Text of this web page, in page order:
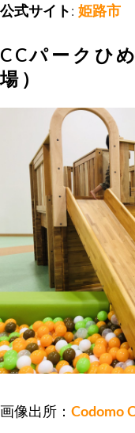
公式サイト : 姫路市
CCパークひ
場）
画像出所： Codomo